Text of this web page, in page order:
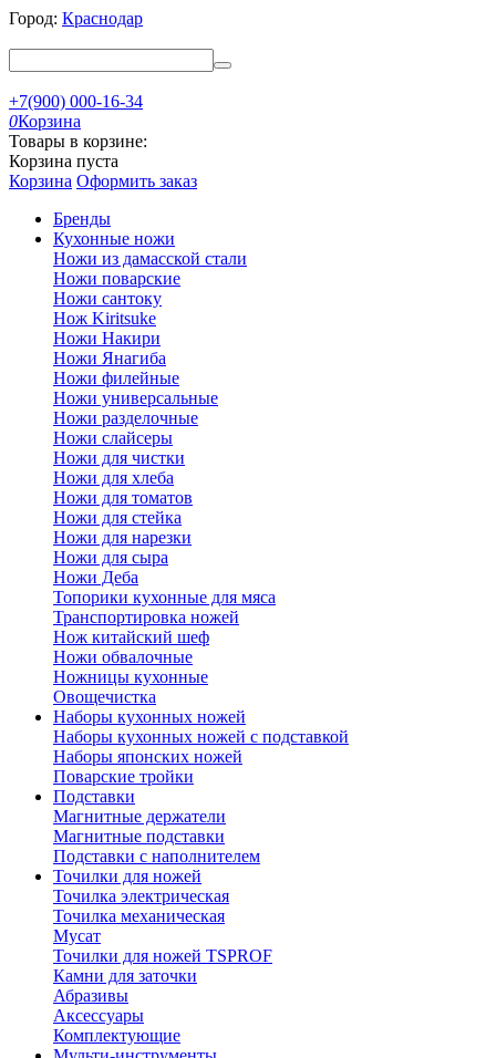
Город: Краснодар
+7(900) 000-16-34
0Корзина
Товары в корзине:
Корзина пуста
Корзина Оформить заказ
Бренды
Кухонные ножи
Ножи из дамасской стали
Ножи поварские
Ножи сантоку
Нож Kiritsuke
Ножи Накири
Ножи Янагиба
Ножи филейные
Ножи универсальные
Ножи разделочные
Ножи слайсеры
Ножи для чистки
Ножи для хлеба
Ножи для томатов
Ножи для стейка
Ножи для нарезки
Ножи для сыра
Ножи Деба
Топорики кухонные для мяса
Транспортировка ножей
Нож китайский шеф
Ножи обвалочные
Ножницы кухонные
Овощечистка
Наборы кухонных ножей
Наборы кухонных ножей с подставкой
Наборы японских ножей
Поварские тройки
Подставки
Магнитные держатели
Магнитные подставки
Подставки с наполнителем
Точилки для ножей
Точилка электрическая
Точилка механическая
Мусат
Точилки для ножей TSPROF
Камни для заточки
Абразивы
Аксессуары
Комплектующие